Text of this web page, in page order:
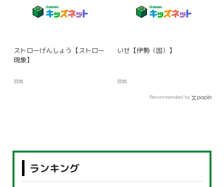
ストローげんしょう【ストロー
現象】
辞典
いせ【伊勢（国）】
辞典
Recommended by
ランキング